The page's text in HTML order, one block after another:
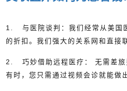
1. 与医院谈判： 我们经常从美国
的折扣。我们强大的关系网和直接
2. 巧妙借助远程医疗：
无需差旅
有时，您只需通过视频会诊就能做